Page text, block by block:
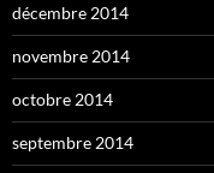
décembre 2014
novembre 2014
octobre 2014
septembre 2014